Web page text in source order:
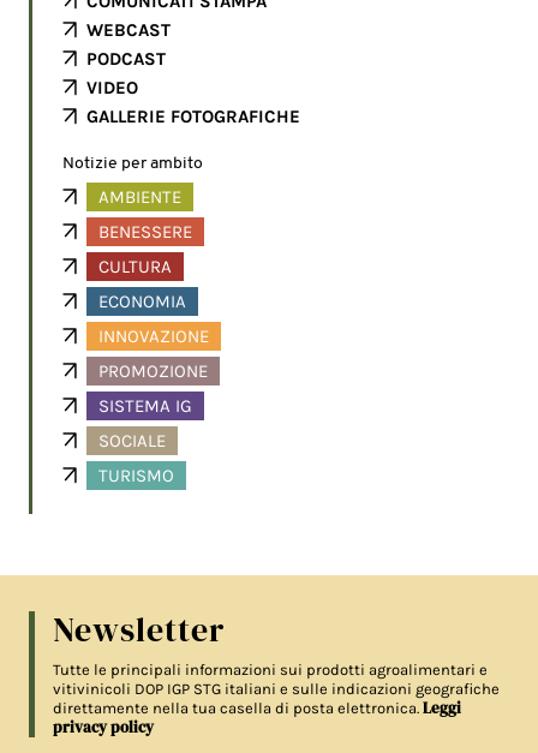
WEBCAST
PODCAST
VIDEO
GALLERIE FOTOGRAFICHE
Notizie per ambito
AMBIENTE
BENESSERE
CULTURA
ECONOMIA
INNOVAZIONE
PROMOZIONE
SISTEMA IG
SOCIALE
TURISMO
Newsletter
Tutte le principali informazioni sui prodotti agroalimentari e
vitivinicoli DOP IGP STG italiani e sulle indicazioni geografiche
direttamente nella tua casella di posta elettronica.Leggi
privacy policy